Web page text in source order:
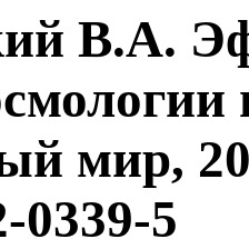
В.А.
мир,
0339-5